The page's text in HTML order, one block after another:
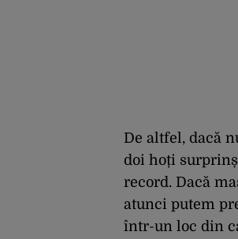
De altfel, dacă
doi hoți
record. Dacă
atunci putem
într-un loc din